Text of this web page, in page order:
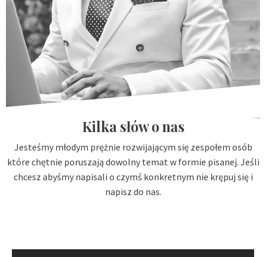
Kilka słów o nas
Jesteśmy młodym prężnie rozwijającym się zespołem osób
które chętnie poruszają dowolny temat w formie pisanej. Jeśli
chcesz abyśmy napisali o czymś konkretnym nie krępuj się i
napisz do nas.